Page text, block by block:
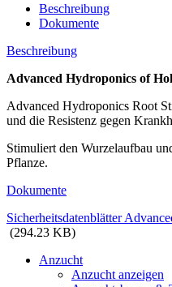
Beschreibung
Dokumente
Beschreibung
Advanced Hydroponics of
Advanced Hydroponics Root
und die Resistenz gegen
Stimuliert den Wurzelaufbau
Pflanze.
Dokumente
Sicherheitsdatenblätter
(294.23 KB)
Anzucht
Anzucht anzeigen